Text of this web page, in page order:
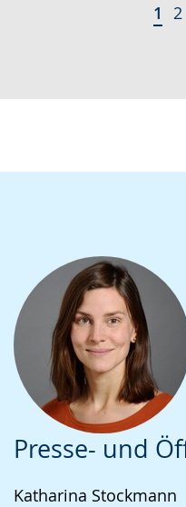
1 2
Presse- und
Katharina Stockmann